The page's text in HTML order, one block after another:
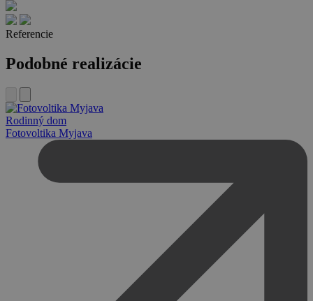
Referencie
Podobné realizácie
Rodinný dom
Fotovoltika Myjava